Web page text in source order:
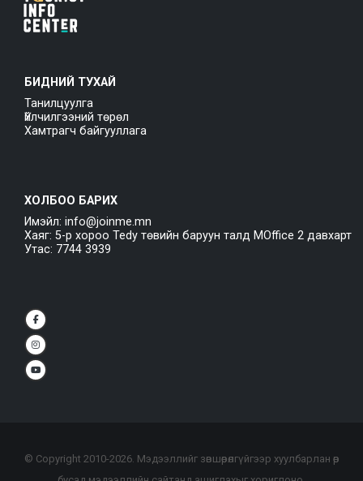
БИДНИЙ ТУХАЙ
Танилцуулга
Үйлчилгээний төрөл
Хамтрагч байгууллага
ХОЛБОО БАРИХ
Имэйл: info@joinme.mn
Хаяг: 5-р хороо Tedy төвийн баруун талд MOffice 2 давхарт
Утас: 7744 3939
© Copyright 2010-2026. Мэдээллийг зөвшөөрөлгүйгээр хуулбарлан өөр